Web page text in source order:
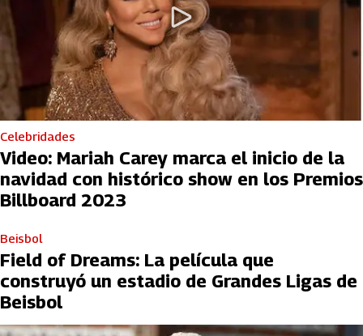
Celebridades
Video: Mariah Carey marca el inicio de la
navidad con histórico show en los Premios
Billboard 2023
Beisbol
Field of Dreams: La película que
construyó un estadio de Grandes Ligas de
Beisbol